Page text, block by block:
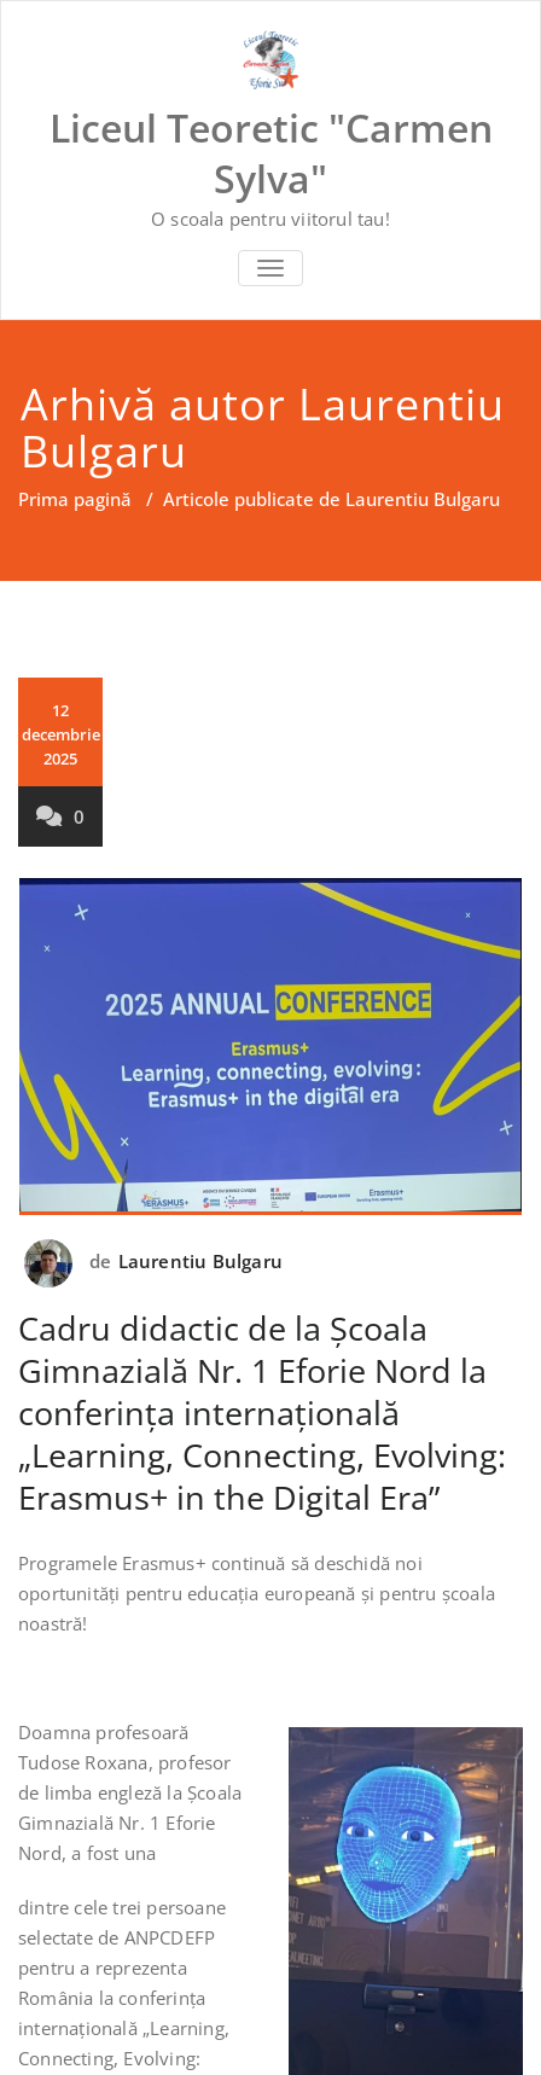
Liceul Teoretic "Carmen
Sylva"
O scoala pentru viitorul tau!
COMUTĂ NAVIGAREA
Arhivă autor Laurentiu
Bulgaru
Prima pagină / Articole publicate de Laurentiu Bulgaru
12
decembrie
2025
0
de Laurentiu Bulgaru
Cadru didactic de la Școala
Gimnazială Nr. 1 Eforie Nord la
conferința internațională
„Learning, Connecting, Evolving:
Erasmus+ in the Digital Era”
Programele Erasmus+ continuă să deschidă noi
oportunități pentru educația europeană și pentru școala
noastră!
Doamna profesoară
Tudose Roxana, profesor
de limba engleză la Școala
Gimnazială Nr. 1 Eforie
Nord, a fost una
dintre cele trei persoane
selectate de ANPCDEFP
pentru a reprezenta
România la conferința
internațională „Learning,
Connecting, Evolving: